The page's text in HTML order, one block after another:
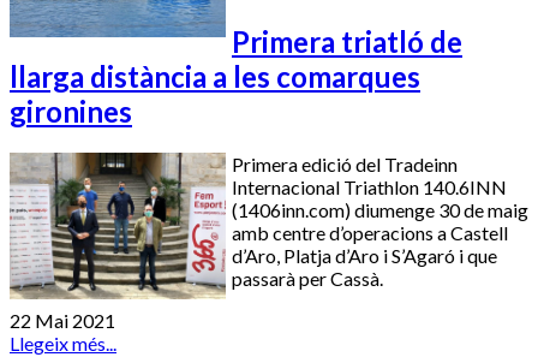
Primera triatló de
llarga distància a les comarques
gironines
Primera edició del Tradeinn
Internacional Triathlon 140.6INN
(1406inn.com) diumenge 30 de maig
amb centre d’operacions a Castell
d’Aro, Platja d’Aro i S’Agaró i que
passarà per Cassà.
22 Mai 2021
Llegeix més...